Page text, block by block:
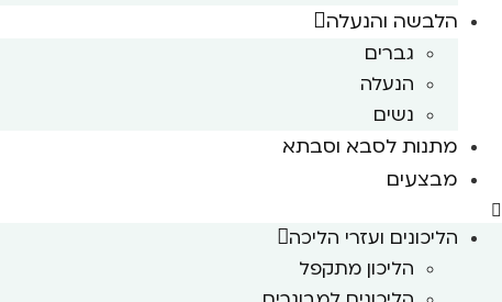
הלבשה והנעלה
גברים
הנעלה
נשים
מתנות לסבא וסבתא
מבצעים
הליכונים ועזרי הליכה
הליכון מתקפל